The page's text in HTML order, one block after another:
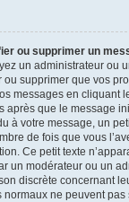
ou supprimer un
un administrateur ou
supprimer que vos
messages en cliquant
après que le message
à votre message, un
de fois que vous
Ce petit texte
un modérateur ou un
discrète concernant
ne peuvent